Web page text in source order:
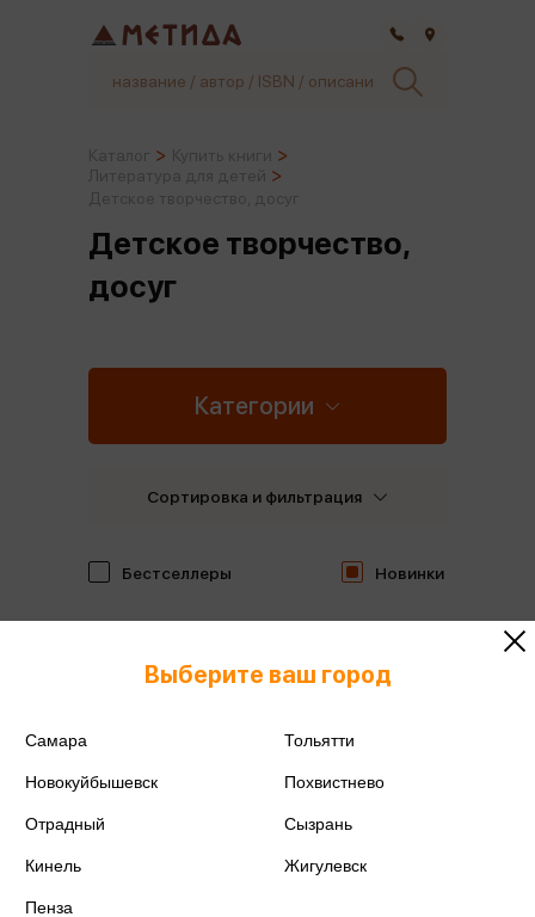
Детское творчество,
досуг
Категории
Бестселлеры Новинки
Сортировка и фильтрация
Выберите ваш город
Самара Тольятти
Новокуйбышевск Похвистнево
Отрадный Сызрань
Кинель Жигулевск
Пенза